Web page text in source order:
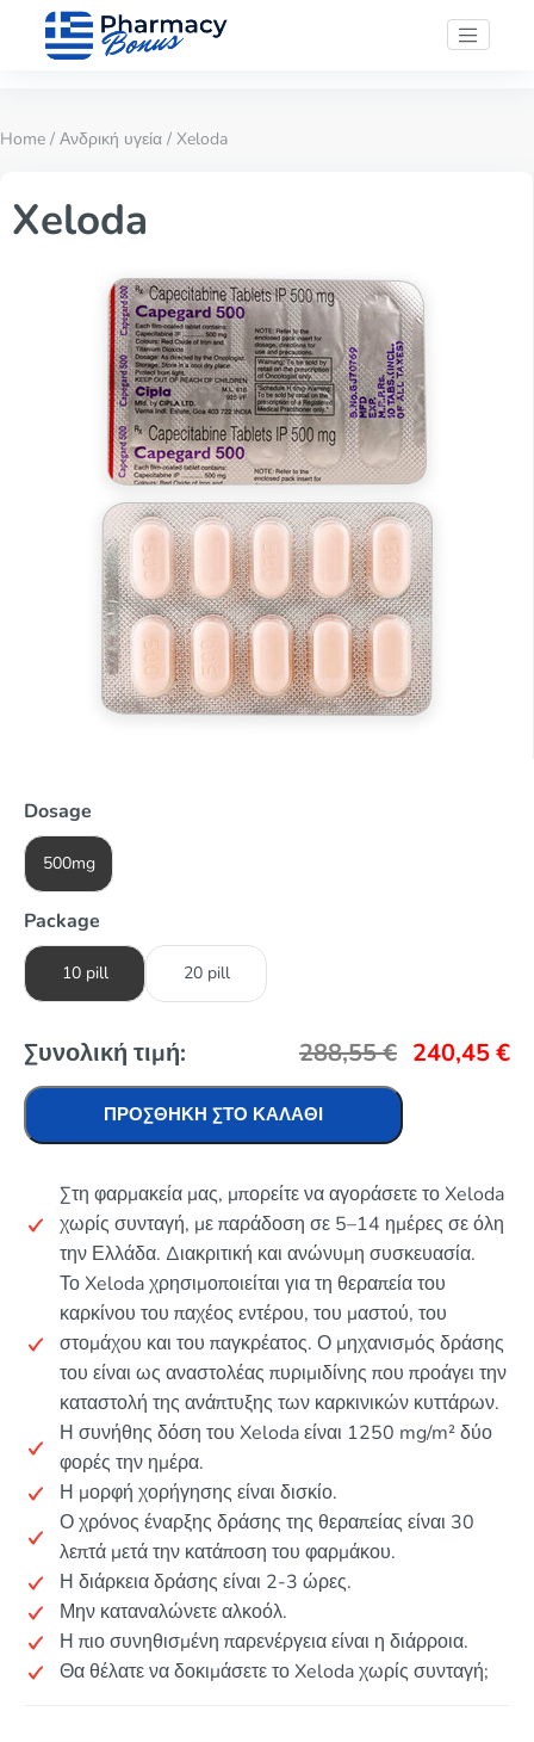
Home / Ανδρική υγεία / Xeloda
Xeloda
Dosage
500mg
Package
10 pill 20 pill
Συνολική τιμή: 288,55€ 240,45€
ΠΡΟΣΘΉΚΗ ΣΤΟ ΚΑΛΆΘΙ
Στη φαρμακεία μας, μπορείτε να αγοράσετε το Xeloda
χωρίς συνταγή, με παράδοση σε 5–14 ημέρες σε όλη
την Ελλάδα. Διακριτική και ανώνυμη συσκευασία.
Το Xeloda χρησιμοποιείται για τη θεραπεία του
καρκίνου του παχέος εντέρου, του μαστού, του
στομάχου και του παγκρέατος. Ο μηχανισμός δράσης
του είναι ως αναστολέας πυριμιδίνης που προάγει την
καταστολή της ανάπτυξης των καρκινικών κυττάρων.
Η συνήθης δόση του Xeloda είναι 1250 mg/m² δύο
φορές την ημέρα.
Η μορφή χορήγησης είναι δισκίο.
Ο χρόνος έναρξης δράσης της θεραπείας είναι 30
λεπτά μετά την κατάποση του φαρμάκου.
Η διάρκεια δράσης είναι 2-3 ώρες.
Μην καταναλώνετε αλκοόλ.
Η πιο συνηθισμένη παρενέργεια είναι η διάρροια.
Θα θέλατε να δοκιμάσετε το Xeloda χωρίς συνταγή;